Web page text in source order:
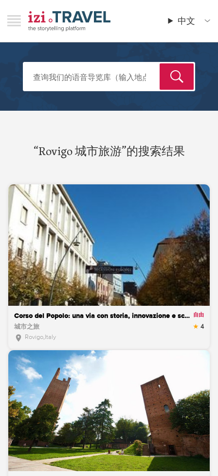
转
到
主
Menu
Main
menu
中文
“Rovigo 城市旅游”的搜索结果
Corso del Popolo: una via con storia, innovazione e scoperta dell'"altro" 自由
城市之旅 4
location_on Rovigo,Italy